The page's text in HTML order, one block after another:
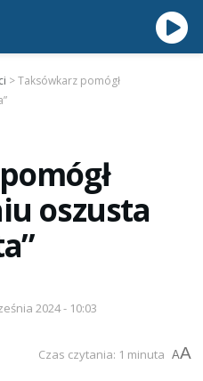
>Taksówkarz pomógł
oszusta
2024 - 10:03
Czas czytania: 1 minuta AA